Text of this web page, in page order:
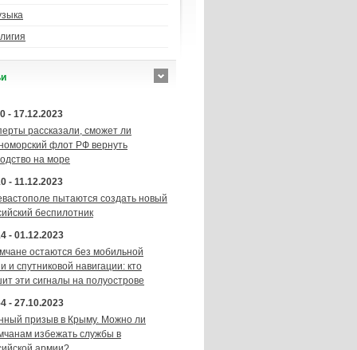
- 17.12.2023
рассказали, сможет ли
флот РФ вернуть
на море
- 11.12.2023
пытаются создать новый
беспилотник
- 01.12.2023
остаются без мобильной
и спутниковой навигации: кто
эти сигналы на полуострове
- 27.10.2023
призыв в Крыму. Можно ли
избежать службы в